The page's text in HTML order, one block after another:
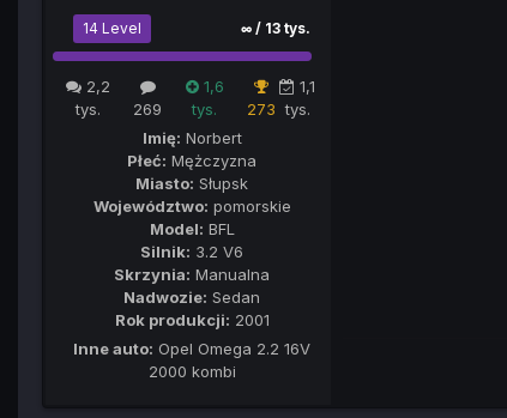
14 Level ∞ / 13 tys.
2,2
tys.
269
1,6
tys.
273
1,1
tys.
Imię: Norbert
Płeć: Mężczyzna
Miasto: Słupsk
Województwo: pomorskie
Model: BFL
Silnik: 3.2 V6
Skrzynia: Manualna
Nadwozie: Sedan
Rok produkcji: 2001
Inne auto: Opel Omega 2.2 16V
2000 kombi